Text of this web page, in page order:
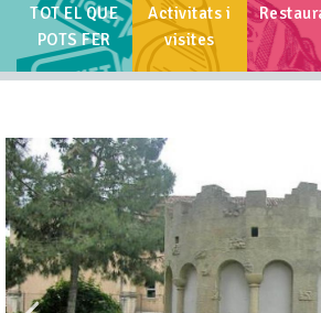
TOT EL QUE
POTS FER
Activitats i
visites